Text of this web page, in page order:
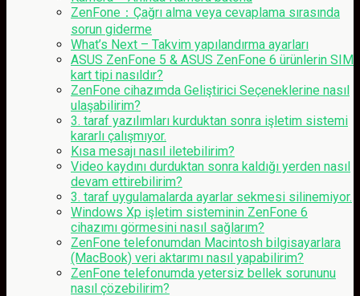
ZenFone：Çağrı alma veya cevaplama sırasında
sorun giderme
What’s Next – Takvim yapılandırma ayarları
ASUS ZenFone 5 & ASUS ZenFone 6 ürünlerin SIM
kart tipi nasıldır?
ZenFone cihazımda Geliştirici Seçeneklerine nasıl
ulaşabilirim?
3. taraf yazılımları kurduktan sonra işletim sistemi
kararlı çalışmıyor.
Kısa mesajı nasıl iletebilirim?
Video kaydını durduktan sonra kaldığı yerden nasıl
devam ettirebilirim?
3. taraf uygulamalarda ayarlar sekmesi silinemiyor.
Windows Xp işletim sisteminin ZenFone 6
cihazımı görmesini nasıl sağlarım?
ZenFone telefonumdan Macintosh bilgisayarlara
(MacBook) veri aktarımı nasıl yapabilirim?
ZenFone telefonumda yetersiz bellek sorununu
nasıl çözebilirim?